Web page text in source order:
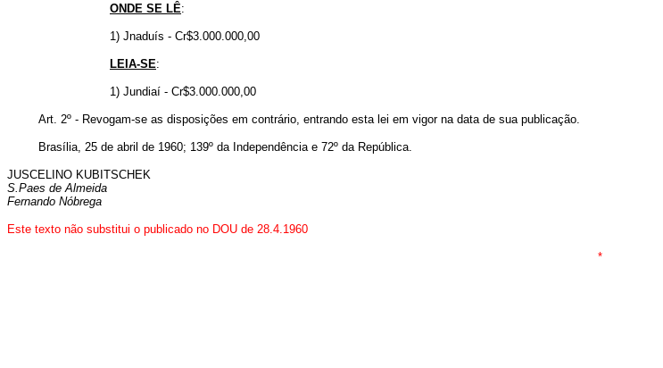
ONDE SE LÊ:
1) Jnaduís - Cr$3.000.000,00
LEIA-SE:
1) Jundiaí - Cr$3.000.000,00
Art. 2º - Revogam-se as disposições em contrário, entrando esta lei em vigor na data de sua publicação.
Brasília, 25 de abril de 1960; 139º da Independência e 72º da República.
JUSCELINO KUBITSCHEK
S.Paes de Almeida
Fernando Nóbrega
Este texto não substitui o publicado no DOU de 28.4.1960
*